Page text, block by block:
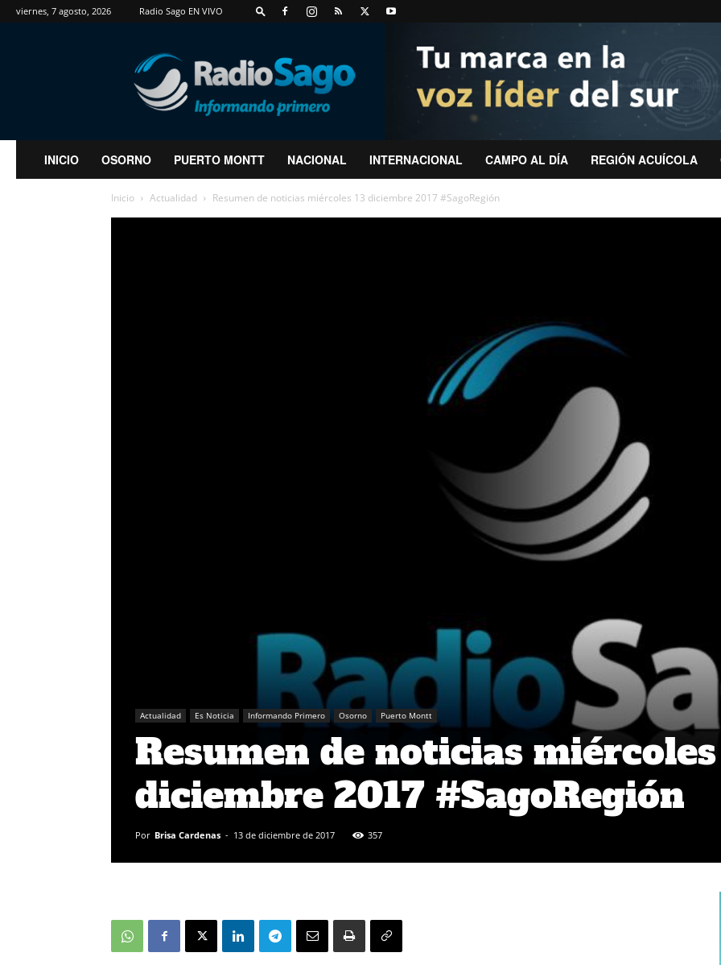
viernes, 7 agosto, 2026 Radio Sago EN VIVO
RadioSago
INICIO OSORNO PUERTO MONTT NACIONAL INTERNACIONAL CAMPO AL DÍA REGIÓN ACUÍCOLA
Inicio Actualidad Resumen de noticias miércoles 13 diciembre 2017 #SagoRegión
Actualidad Es Noticia Informando Primero Osorno Puerto Montt
Resumen de noticias miércoles
diciembre 2017 #SagoRegión
Por Brisa Cardenas - 13 de diciembre de 2017 357